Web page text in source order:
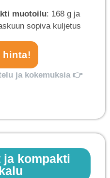
muotoilu: 168 g ja
sopiva kuljetus
hinta!
ja kokemuksia 👉
ja kompakti